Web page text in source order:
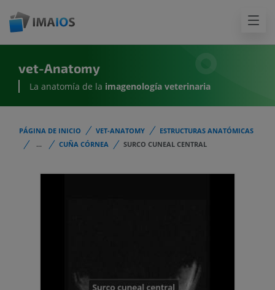
vet-Anatomy
La anatomía de la imagenología veterinaria
PÁGINA DE INICIO VET-ANATOMY
ESTRUCTURAS ANATÓMICAS
...
CUÑA CÓRNEA SURCO CUNEAL CENTRAL